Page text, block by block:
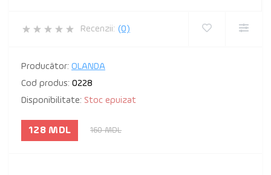
Recenzii: (0)
Producător: OLANDA
Cod produs: 0228
Disponibilitate: Stoc epuizat
128 MDL 160 MDL